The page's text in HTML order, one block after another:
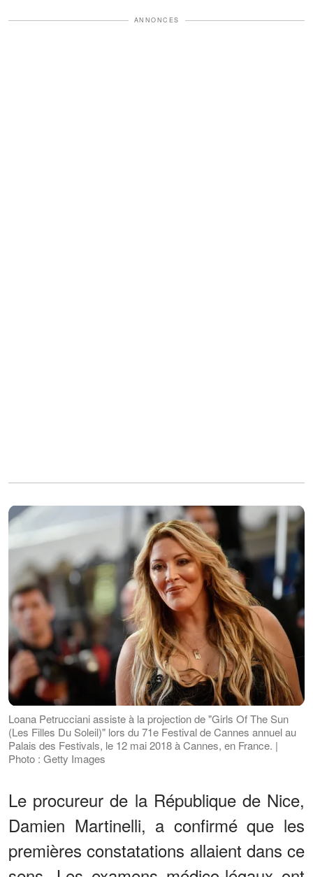
ANNONCES
Loana Petrucciani assiste à la projection de "Girls Of The Sun
(Les Filles Du Soleil)" lors du 71e Festival de Cannes annuel au
Palais des Festivals, le 12 mai 2018 à Cannes, en France. |
Photo : Getty Images
Le procureur de la République de Nice,
Damien Martinelli, a confirmé que les
premières constatations allaient dans ce